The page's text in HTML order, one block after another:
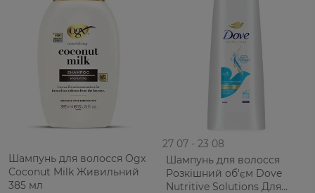
Шампунь для волосся Ogx
Coconut Milk Живильний
385 мл
27 07 - 23 08
Шампунь для волосся
Розкішний об'єм Dove
Nutritive Solutions Для